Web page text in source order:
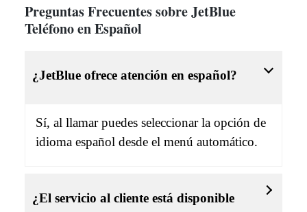
Preguntas Frecuentes sobre JetBlue
Teléfono en Español
¿JetBlue ofrece atención en español?
Sí, al llamar puedes seleccionar la opción de
idioma español desde el menú automático.
¿El servicio al cliente está disponible